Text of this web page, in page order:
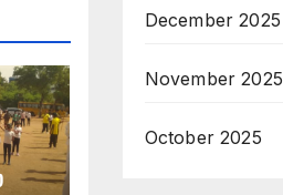
December 2025
November 2025
October 2025